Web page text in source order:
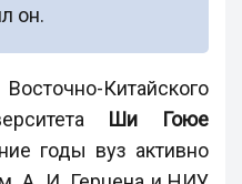
он.
Китайского
Ши Гоюе
годы вуз активно